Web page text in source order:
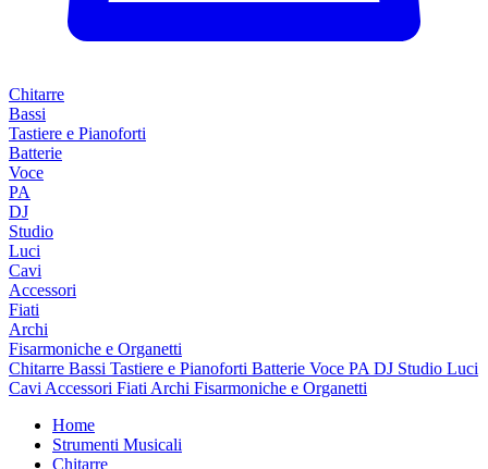
Chitarre
Bassi
Tastiere e Pianoforti
Batterie
Voce
PA
DJ
Studio
Luci
Cavi
Accessori
Fiati
Archi
Fisarmoniche e Organetti
Chitarre Bassi Tastiere e Pianoforti Batterie Voce PA DJ Studio Luci
Cavi Accessori Fiati Archi Fisarmoniche e Organetti
Home
Strumenti Musicali
Chitarre